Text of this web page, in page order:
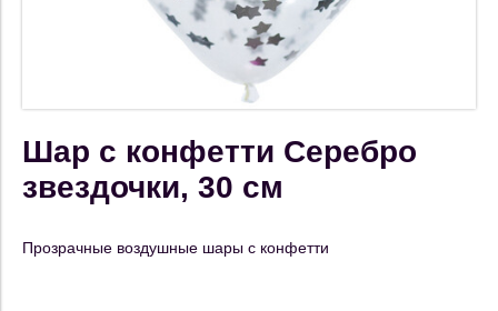
Шар с конфетти Серебро
звездочки, 30 см
Прозрачные воздушные шары с конфетти